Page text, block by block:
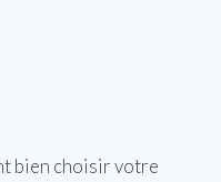
bien choisir votre